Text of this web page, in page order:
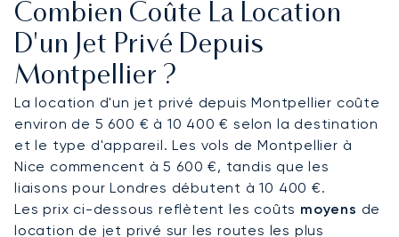
confort et avec une efficacité optimale, vous
préparant à une arrivée en toute sérénité dans
votre suite au célèbre Domaine de Verchant.
Voyagez en toute sérénité, forts de nos près de
vingt ans d'expérience, au cours desquels nous
avons surmonté les plus grandes perturbations
mondiales pour garantir à nos clients d'atteindre
leur destination. Cette résilience éprouvée vous
assure que votre voyage privé pour Montpellier
est géré avec une excellence opérationnelle
Combien Coûte La Location
D'un Jet Privé Depuis
Montpellier ?
La location d'un jet privé depuis Montpellier coûte
environ de 5 600 € à 10 400 € selon la destination
et le type d'appareil. Les vols de Montpellier à
Nice commencent à 5 600 €, tandis que les
liaisons pour Londres débutent à 10 400 €.
Les prix ci-dessous reflètent les coûts moyens de
location de jet privé sur les routes les plus